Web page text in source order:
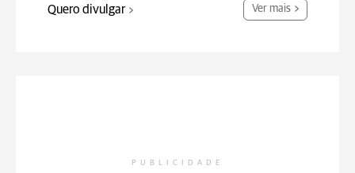
Quero divulgar Ver mais
PUBLICIDADE